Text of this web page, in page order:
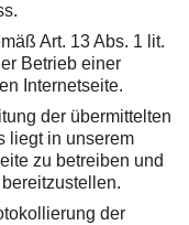
Art. 13 Abs. 1 lit.
Betrieb einer
Internetseite.
der übermittelten
liegt in unserem
zu betreiben und
der